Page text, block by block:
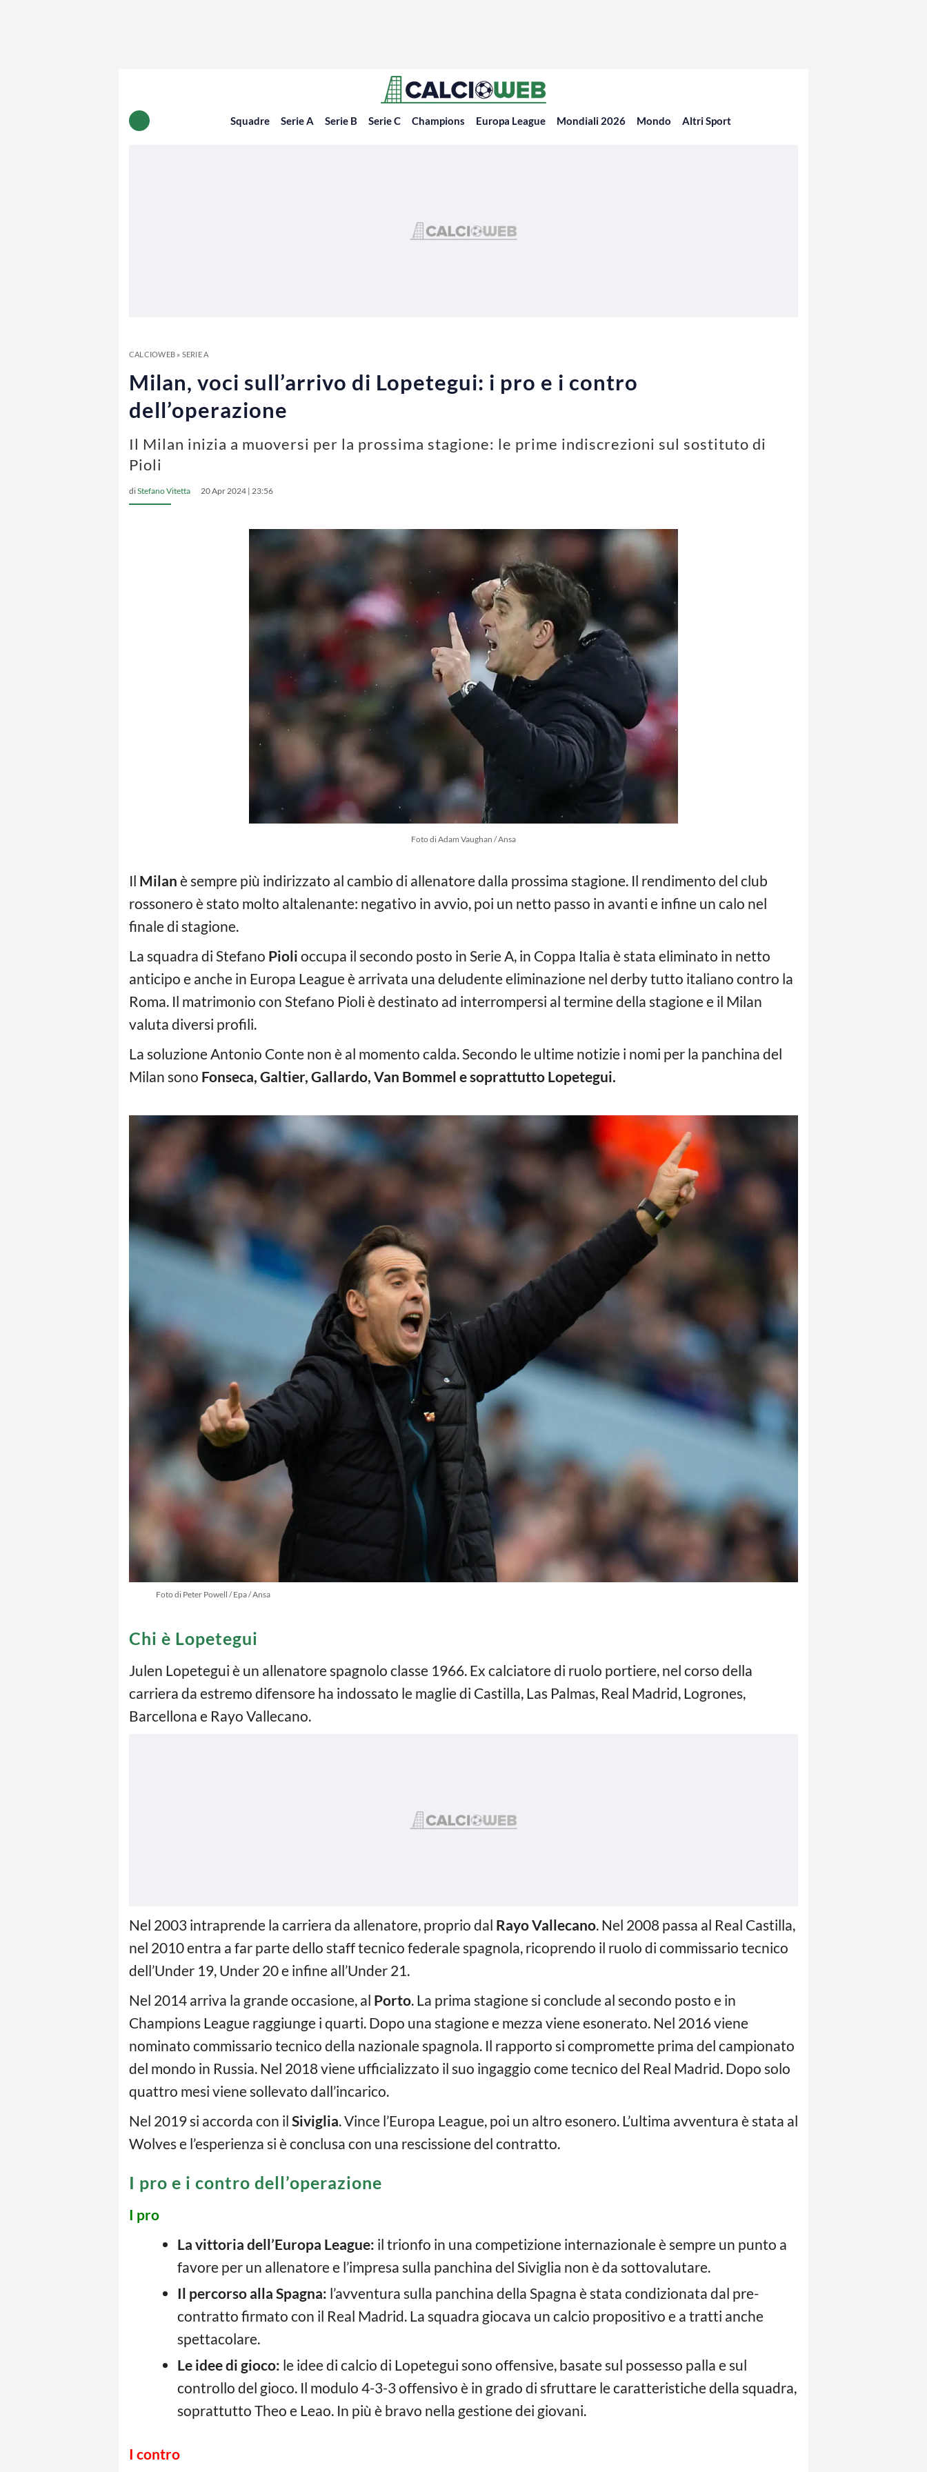
Squadre Serie A Serie B Serie C Champions Europa League Mondiali 2026 Mondo Altri Sport
CALCIOWEB» SERIE A
Milan, voci sull’arrivo di Lopetegui: i pro e i contro
dell’operazione
Il Milan inizia a muoversi per la prossima stagione: le prime indiscrezioni sul sostituto di
Pioli
diStefano Vitetta 20 Apr 2024 | 23:56
Foto di Adam Vaughan / Ansa
Il Milan è sempre più indirizzato al cambio di allenatore dalla prossima stagione. Il rendimento del club
rossonero è stato molto altalenante: negativo in avvio, poi un netto passo in avanti e infine un calo nel
finale di stagione.
La squadra di Stefano Pioli occupa il secondo posto in Serie A, in Coppa Italia è stata eliminato in netto
anticipo e anche in Europa League è arrivata una deludente eliminazione nel derby tutto italiano contro la
Roma. Il matrimonio con Stefano Pioli è destinato ad interrompersi al termine della stagione e il Milan
valuta diversi profili.
La soluzione Antonio Conte non è al momento calda. Secondo le ultime notizie i nomi per la panchina del
Milan sono Fonseca, Galtier, Gallardo, Van Bommel e soprattutto Lopetegui.
Foto di Peter Powell / Epa / Ansa
Chi è Lopetegui
Julen Lopetegui è un allenatore spagnolo classe 1966. Ex calciatore di ruolo portiere, nel corso della
carriera da estremo difensore ha indossato le maglie di Castilla, Las Palmas, Real Madrid, Logrones,
Barcellona e Rayo Vallecano.
Nel 2003 intraprende la carriera da allenatore, proprio dal Rayo Vallecano. Nel 2008 passa al Real Castilla,
nel 2010 entra a far parte dello staff tecnico federale spagnola, ricoprendo il ruolo di commissario tecnico
dell’Under 19, Under 20 e infine all’Under 21.
Nel 2014 arriva la grande occasione, al Porto. La prima stagione si conclude al secondo posto e in
Champions League raggiunge i quarti. Dopo una stagione e mezza viene esonerato. Nel 2016 viene
nominato commissario tecnico della nazionale spagnola. Il rapporto si compromette prima del campionato
del mondo in Russia. Nel 2018 viene ufficializzato il suo ingaggio come tecnico del Real Madrid. Dopo solo
quattro mesi viene sollevato dall’incarico.
Nel 2019 si accorda con il Siviglia. Vince l’Europa League, poi un altro esonero. L’ultima avventura è stata al
Wolves e l’esperienza si è conclusa con una rescissione del contratto.
I pro e i contro dell’operazione
I pro
La vittoria dell’Europa League: il trionfo in una competizione internazionale è sempre un punto a
favore per un allenatore e l’impresa sulla panchina del Siviglia non è da sottovalutare.
Il percorso alla Spagna: l’avventura sulla panchina della Spagna è stata condizionata dal pre-
contratto firmato con il Real Madrid. La squadra giocava un calcio propositivo e a tratti anche
spettacolare.
Le idee di gioco: le idee di calcio di Lopetegui sono offensive, basate sul possesso palla e sul
controllo del gioco. Il modulo 4-3-3 offensivo è in grado di sfruttare le caratteristiche della squadra,
soprattutto Theo e Leao. In più è bravo nella gestione dei giovani.
I contro